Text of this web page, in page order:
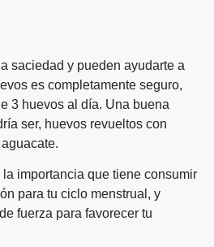
saciedad y pueden ayudarte a
es completamente seguro,
3 huevos al día. Una buena
ser, huevos revueltos con
importancia que tiene consumir
para tu ciclo menstrual, y
fuerza para favorecer tu